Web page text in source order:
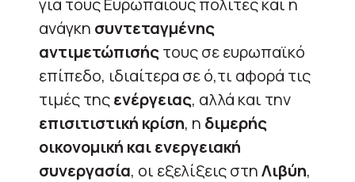
ανάγκη συντεταγμένης
αντιμετώπισήςτους σε ευρωπαϊκό
επίπεδο, ιδιαίτερα σε ό,τι αφορά τις
τιμές τηςενέργειας, αλλά και την
επισιτιστική κρίση, η διμερής
οικονομική και ενεργειακή
συνεργασία, οι εξελίξεις στηΛιβύη,